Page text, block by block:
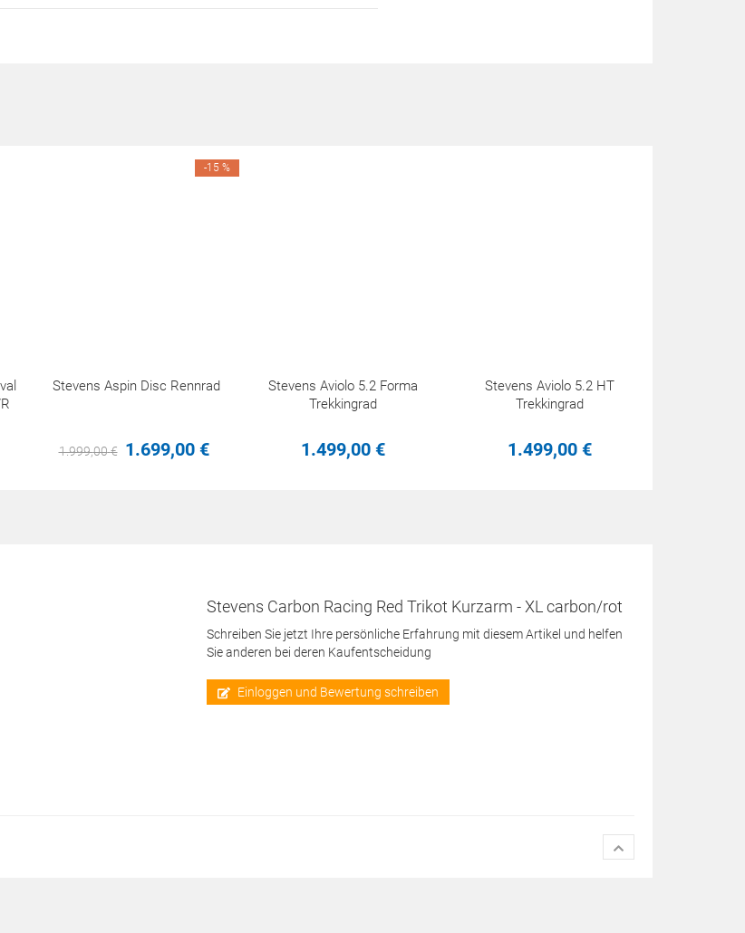
Stevens Aspin Disc Rennrad
1.999,00€ 1.699,00 €
-15 %
Stevens Aviolo 5.2 Forma
Trekkingrad
1.499,00 €
Stevens Aviolo 5.2 HT
Trekkingrad
1.499,00 €
Stevens Carbon Racing Red Trikot Kurzarm - XL carbon/rot
Schreiben Sie jetzt Ihre persönliche Erfahrung mit diesem Artikel und helfen
Sie anderen bei deren Kaufentscheidung
Einloggen und Bewertung schreiben